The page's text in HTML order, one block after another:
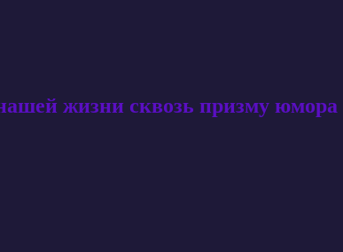
жизни сквозь призму юмора